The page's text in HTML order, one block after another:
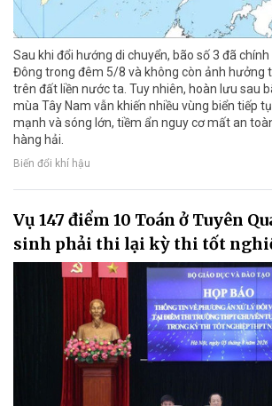
Sau khi đổi hướng di chuyển, bão số 3 đã
Đông trong đêm 5/8 và không còn ảnh hưởng
trên đất liền nước ta. Tuy nhiên, hoàn lưu sau
mùa Tây Nam vẫn khiến nhiều vùng biển tiếp
mạnh và sóng lớn, tiềm ẩn nguy cơ mất an
hàng hải.
Biến đổi khí hậu
Vụ 147 điểm 10 Toán ở Tuyên
sinh phải thi lại kỳ thi tốt